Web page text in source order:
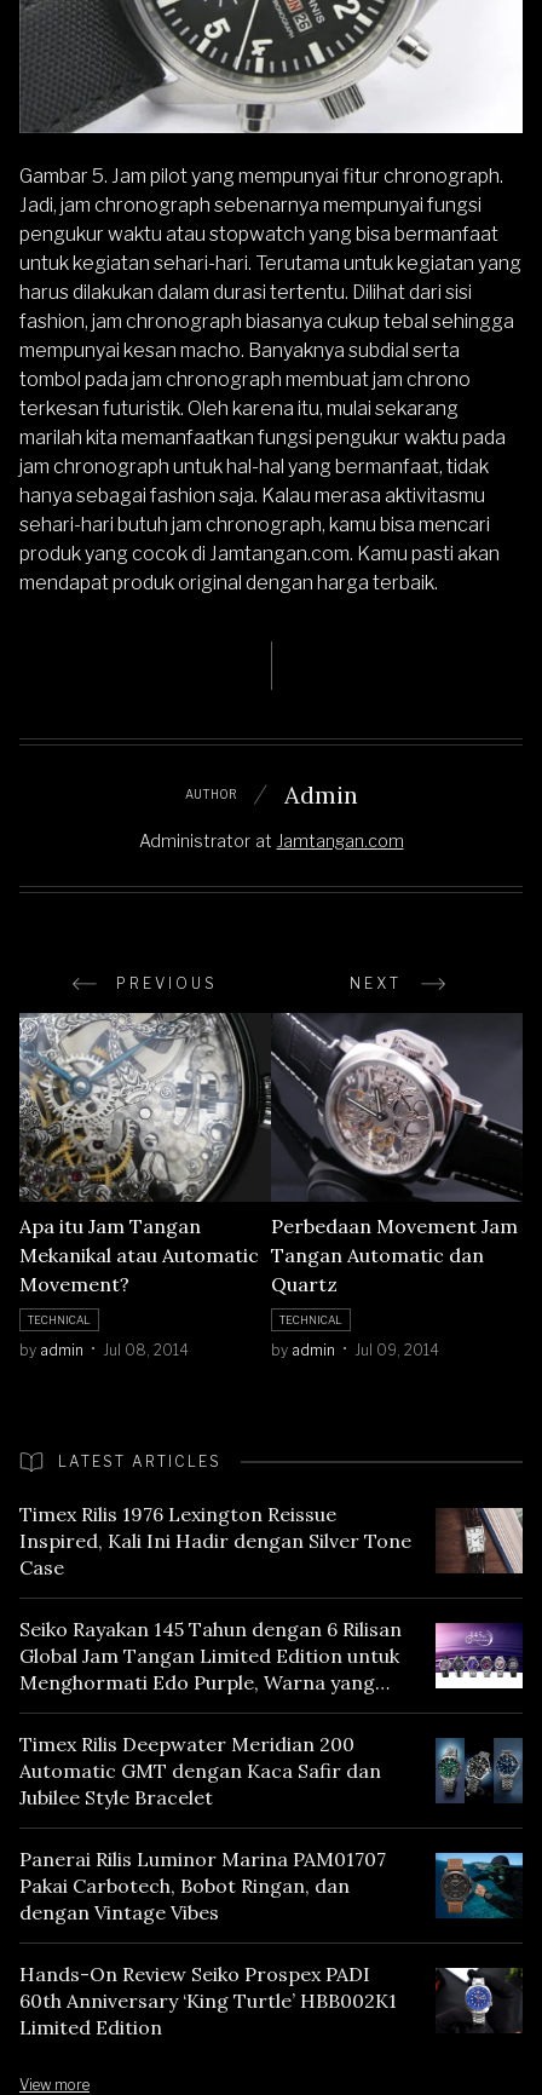
Gambar 5. Jam pilot yang mempunyai fitur chronograph.
Jadi, jam chronograph sebenarnya mempunyai fungsi
pengukur waktu atau stopwatch yang bisa bermanfaat
untuk kegiatan sehari-hari. Terutama untuk kegiatan yang
harus dilakukan dalam durasi tertentu. Dilihat dari sisi
fashion, jam chronograph biasanya cukup tebal sehingga
mempunyai kesan macho. Banyaknya subdial serta
tombol pada jam chronograph membuat jam chrono
terkesan futuristik. Oleh karena itu, mulai sekarang
marilah kita memanfaatkan fungsi pengukur waktu pada
jam chronograph untuk hal-hal yang bermanfaat, tidak
hanya sebagai fashion saja. Kalau merasa aktivitasmu
sehari-hari butuh jam chronograph, kamu bisa mencari
produk yang cocok di Jamtangan.com. Kamu pasti akan
mendapat produk original dengan harga terbaik.
AUTHOR Admin
Administrator at Jamtangan.com
PREVIOUS NEXT
Apa itu Jam Tangan
Mekanikal atau Automatic
Movement?
TECHNICAL
by admin Jul 08, 2014
Perbedaan Movement Jam
Tangan Automatic dan
Quartz
TECHNICAL
by admin Jul 09, 2014
LATEST ARTICLES
Timex Rilis 1976 Lexington Reissue
Inspired, Kali Ini Hadir dengan Silver Tone
Case
Seiko Rayakan 145 Tahun dengan 6 Rilisan
Global Jam Tangan Limited Edition untuk
Menghormati Edo Purple, Warna yang
Mencerminkan Warisan Tokyo
Timex Rilis Deepwater Meridian 200
Automatic GMT dengan Kaca Safir dan
Jubilee Style Bracelet
Panerai Rilis Luminor Marina PAM01707
Pakai Carbotech, Bobot Ringan, dan
dengan Vintage Vibes
Hands-On Review Seiko Prospex PADI
60th Anniversary ‘King Turtle’ HBB002K1
Limited Edition
View more